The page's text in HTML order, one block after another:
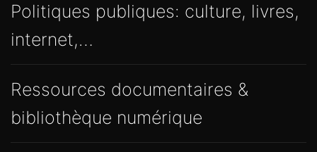
Politiques publiques: culture, livres,
internet,…
Ressources documentaires &
bibliothèque numérique